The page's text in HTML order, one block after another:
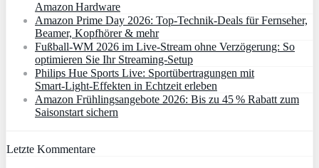
Amazon Hardware
Amazon Prime Day 2026: Top-Technik-Deals für Fernseher,
Beamer, Kopfhörer & mehr
Fußball-WM 2026 im Live-Stream ohne Verzögerung: So
optimieren Sie Ihr Streaming-Setup
Philips Hue Sports Live: Sportübertragungen mit
Smart‑Light‑Effekten in Echtzeit erleben
Amazon Frühlingsangebote 2026: Bis zu 45 % Rabatt zum
Saisonstart sichern
Letzte Kommentare